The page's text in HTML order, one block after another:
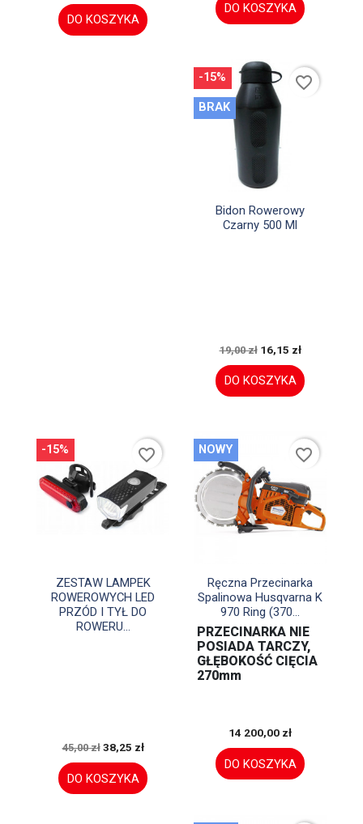
DO KOSZYKA
DO KOSZYKA
Szybki podgląd
Bidon Rowerowy
Czarny 500 Ml
19,00 zł 16,15 zł
DO KOSZYKA
-15%
BRAK
favorite_border
Szybki podgląd
ZESTAW LAMPEK
ROWEROWYCH LED
PRZÓD I TYŁ DO
ROWERU...
45,00 zł 38,25 zł
DO KOSZYKA
-15% favorite_border
Szybki podgląd
Ręczna Przecinarka
Spalinowa Husqvarna K
970 Ring (370...
PRZECINARKA NIE
POSIADA TARCZY,
GŁĘBOKOŚĆ CIĘCIA
270mm
14 200,00 zł
DO KOSZYKA
NOWY favorite_border